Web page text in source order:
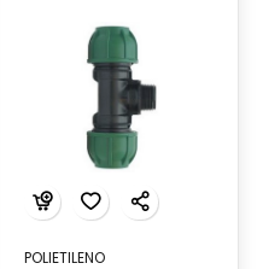
POLIETILENO